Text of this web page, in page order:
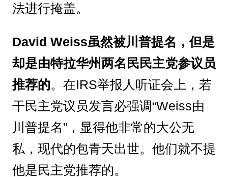
法进行掩盖。
David Weiss虽然被川普提名，但是
却是由特拉华州两名民民主党参议员
推荐的。在IRS举报人听证会上，若
干民主党议员发言必强调“Weiss由
川普提名”，显得他非常的大公无
私，现代的包青天出世。他们就不提
他是民主党推荐的。